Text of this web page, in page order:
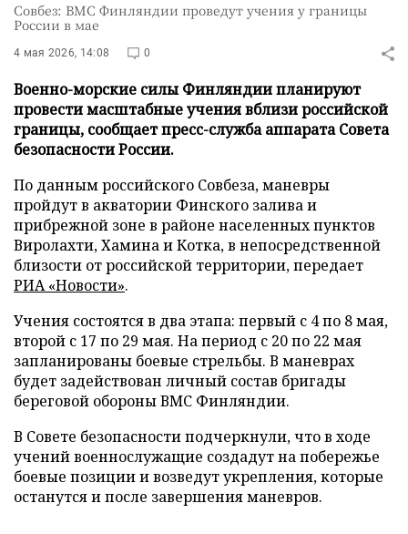
Совбез: ВМС Финляндии проведут учения у границы
России в мае
4 мая 2026, 14:08 0
Военно-морские силы Финляндии планируют
провести масштабные учения вблизи российской
границы, сообщает пресс-служба аппарата Совета
безопасности России.
По данным российского Совбеза, маневры
пройдут в акватории Финского залива и
прибрежной зоне в районе населенных пунктов
Виролахти, Хамина и Котка, в непосредственной
близости от российской территории, передает
РИА «Новости».
Учения состоятся в два этапа: первый с 4 по 8 мая,
второй с 17 по 29 мая. На период с 20 по 22 мая
запланированы боевые стрельбы. В маневрах
будет задействован личный состав бригады
береговой обороны ВМС Финляндии.
В Совете безопасности подчеркнули, что в ходе
учений военнослужащие создадут на побережье
боевые позиции и возведут укрепления, которые
останутся и после завершения маневров.